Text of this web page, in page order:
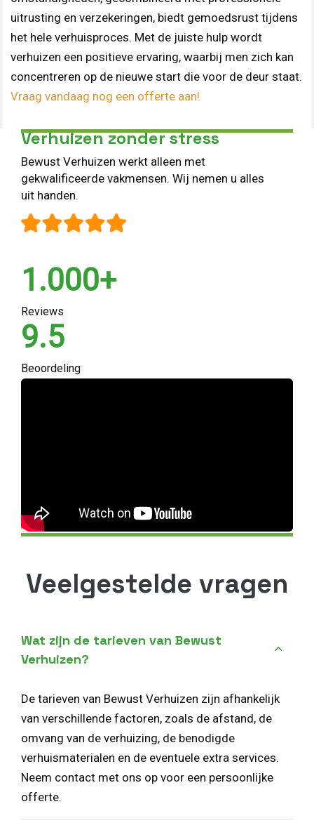
uitrusting en verzekeringen, biedt gemoedsrust tijdens
het hele verhuisproces. Met de juiste hulp wordt
verhuizen een positieve ervaring, waarbij men zich kan
concentreren op de nieuwe start die voor de deur staat.
Vraag vandaag nog een offerte aan!
Verhuizen zonder stress
Bewust Verhuizen werkt alleen met
gekwalificeerde vakmensen. Wij nemen u alles
uit handen.
1.000+
Reviews
9.5
Beoordeling
Veelgestelde vragen
Wat zijn de tarieven van Bewust
Verhuizen?
De tarieven van Bewust Verhuizen zijn afhankelijk
van verschillende factoren, zoals de afstand, de
omvang van de verhuizing, de benodigde
verhuismaterialen en de eventuele extra services.
Neem contact met ons op voor een persoonlijke
offerte.